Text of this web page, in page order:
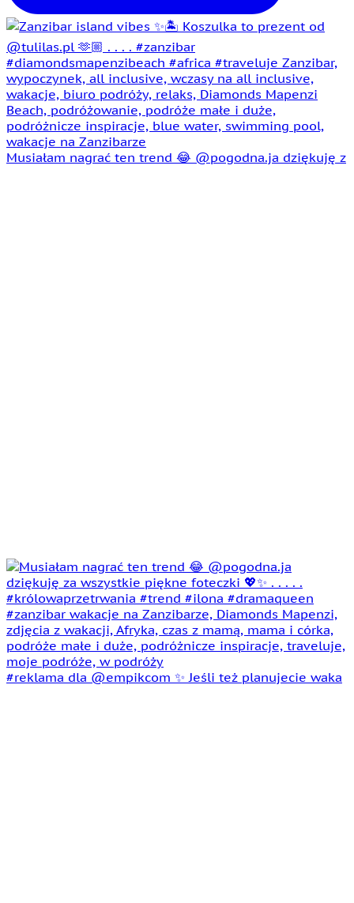
Musiałam nagrać ten trend 😂 @pogodna.ja dziękuję z
#reklama dla @empikcom ✨ Jeśli też planujecie waka